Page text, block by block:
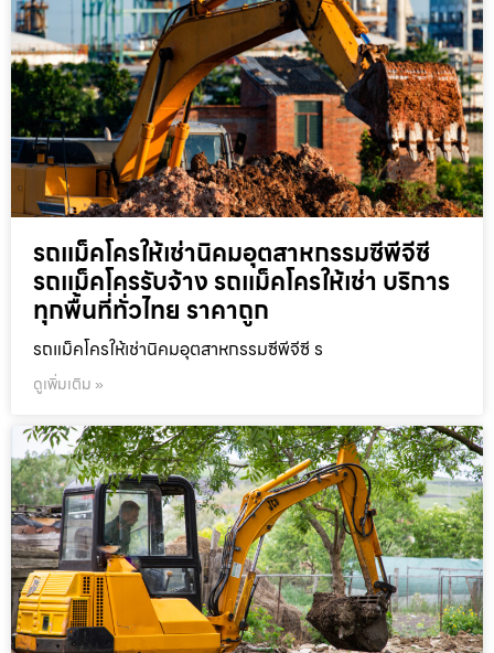
รถแม็คโครให้เช่านิคมอุตสาหกรรมซีพีจีซี
รถแม็คโครรับจ้าง รถแม็คโครให้เช่า บริการ
ทุกพื้นที่ทั่วไทย ราคาถูก
รถแม็คโครให้เช่านิคมอุตสาหกรรมซีพีจีซี ร
ดูเพิ่มเติม »